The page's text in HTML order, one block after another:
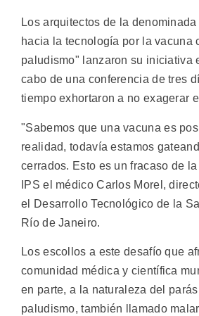
Los arquitectos de la
hacia la tecnología por la vacuna
paludismo" lanzaron su iniciativa
cabo de una conferencia de tres
tiempo exhortaron a no exagerar
"Sabemos que una vacuna es
realidad, todavía estamos
cerrados. Esto es un fracaso de
IPS el médico Carlos Morel,
el Desarrollo Tecnológico de la
Río de Janeiro.
Los escollos a este desafío que
comunidad médica y científica
en parte, a la naturaleza del
paludismo, también llamado